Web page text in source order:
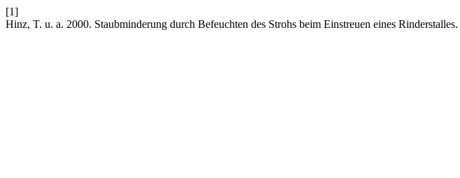
[1]
Hinz, T. u. a. 2000. Staubminderung durch Befeuchten des Strohs beim Einstreuen eines Rinderstalles.